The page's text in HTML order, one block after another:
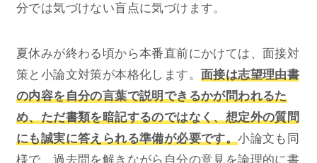
分では気づけない盲点に気づけます。
夏休みが終わる頃から本番直前にかけては、面接対
策と小論文対策が本格化します。面接は志望理由書
の内容を自分の言葉で説明できるかが問われるた
め、ただ書類を暗記するのではなく、想定外の質問
にも誠実に答えられる準備が必要です。小論文も同
様で、過去問を解きながら自分の意見を論理的に書